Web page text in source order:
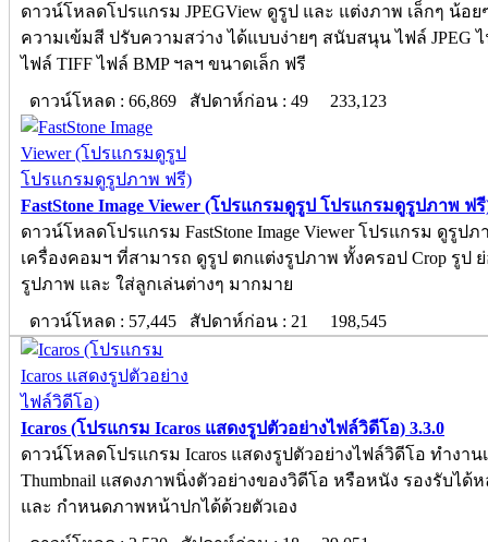
ดาวน์โหลดโปรแกรม JPEGView ดูรูป และ แต่งภาพ เล็กๆ น้อย
ความเข้มสี ปรับความสว่าง ได้แบบง่ายๆ สนับสนุน ไฟล์ JPEG
ไฟล์ TIFF ไฟล์ BMP ฯลฯ ขนาดเล็ก ฟรี
ดาวน์โหลด : 66,869 สัปดาห์ก่อน : 49
233,123
FastStone Image Viewer (โปรแกรมดูรูป โปรแกรมดูรูปภาพ ฟรี
ดาวน์โหลดโปรแกรม FastStone Image Viewer โปรแกรม ดูรูปภ
เครื่องคอมฯ ที่สามารถ ดูรูป ตกแต่งรูปภาพ ทั้งครอป Crop รูป
รูปภาพ และ ใส่ลูกเล่นต่างๆ มากมาย
ดาวน์โหลด : 57,445 สัปดาห์ก่อน : 21
198,545
Icaros (โปรแกรม Icaros แสดงรูปตัวอย่างไฟล์วิดีโอ) 3.3.0
ดาวน์โหลดโปรแกรม Icaros แสดงรูปตัวอย่างไฟล์วิดีโอ ทำงา
Thumbnail แสดงภาพนิ่งตัวอย่างของวิดีโอ หรือหนัง รองรับได้
และ กำหนดภาพหน้าปกได้ด้วยตัวเอง